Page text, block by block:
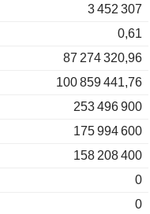
3 452 307
0,61
87 274 320,96
100 859 441,76
253 496 900
175 994 600
158 208 400
0
0